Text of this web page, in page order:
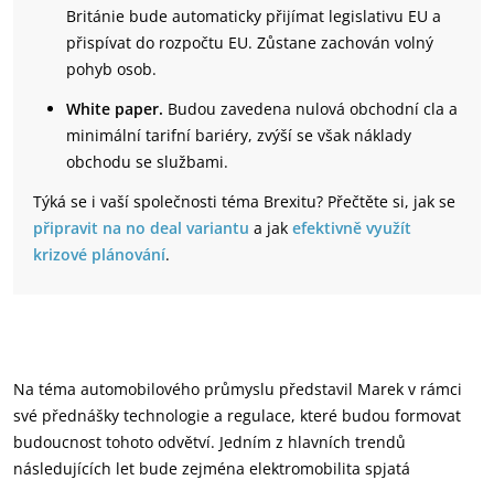
Británie bude automaticky přijímat legislativu EU a
přispívat do rozpočtu EU. Zůstane zachován volný
pohyb osob.
White paper. Budou zavedena nulová obchodní cla a
minimální tarifní bariéry, zvýší se však náklady
obchodu se službami.
Týká se i vaší společnosti téma Brexitu? Přečtěte si, jak se
připravit na no deal variantu a jak efektivně využít
krizové plánování.
Na téma automobilového průmyslu představil Marek v rámci
své přednášky technologie a regulace, které budou formovat
budoucnost tohoto odvětví. Jedním z hlavních trendů
následujících let bude zejména elektromobilita spjatá